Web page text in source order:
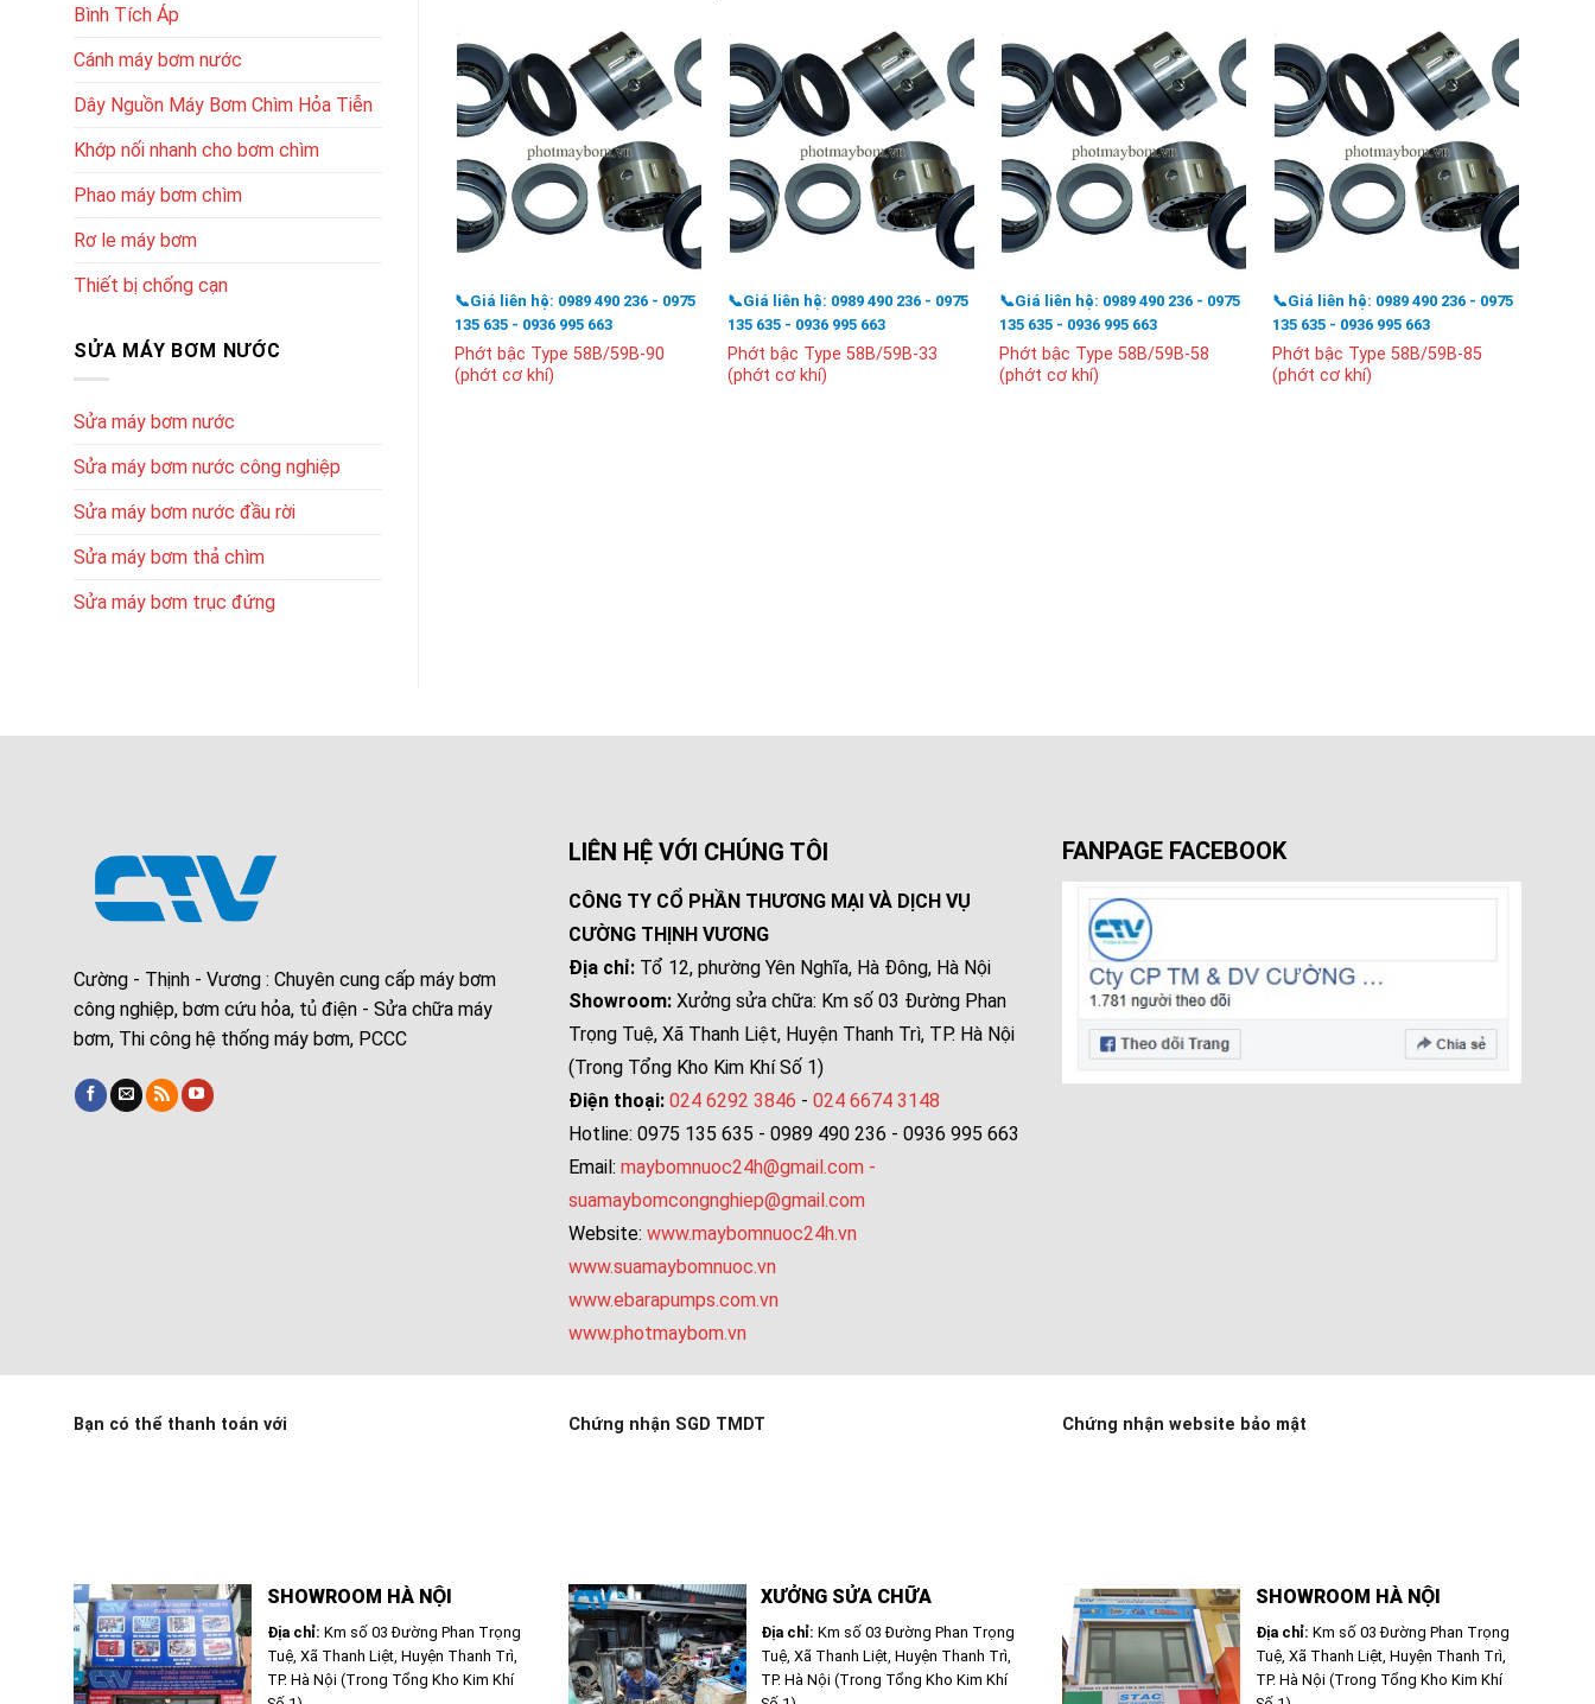
Bình Tích Áp
Cánh máy bơm nước
Dây Nguồn Máy Bơm Chìm Hỏa Tiễn
Khớp nối nhanh cho bơm chìm
Phao máy bơm chìm
Rơ le máy bơm
Thiết bị chống cạn
SỬA MÁY BƠM NƯỚC
Sửa máy bơm nước
Sửa máy bơm nước công nghiệp
Sửa máy bơm nước đầu rời
Sửa máy bơm thả chìm
Sửa máy bơm trục đứng
📞Giá liên hệ: 0989 490 236 - 0975
135 635 - 0936 995 663
Phớt bậc Type 58B/59B-90
(phớt cơ khí)
📞Giá liên hệ: 0989 490 236 - 0975
135 635 - 0936 995 663
Phớt bậc Type 58B/59B-33
(phớt cơ khí)
📞Giá liên hệ: 0989 490 236 - 0975
135 635 - 0936 995 663
Phớt bậc Type 58B/59B-58
(phớt cơ khí)
📞Giá liên hệ: 0989 490 236 - 0975
135 635 - 0936 995 663
Phớt bậc Type 58B/59B-85
(phớt cơ khí)
Cường - Thịnh - Vương : Chuyên cung cấp máy bơm
công nghiệp, bơm cứu hỏa, tủ điện - Sửa chữa máy
bơm, Thi công hệ thống máy bơm, PCCC
LIÊN HỆ VỚI CHÚNG TÔI
CÔNG TY CỔ PHẦN THƯƠNG MẠI VÀ DỊCH VỤ
CƯỜNG THỊNH VƯƠNG
Địa chỉ:Tổ 12, phường Yên Nghĩa, Hà Đông, Hà Nội
Showroom:Xưởng sửa chữa: Km số 03 Đường Phan
Trọng Tuệ, Xã Thanh Liệt, Huyện Thanh Trì, TP. Hà Nội
(Trong Tổng Kho Kim Khí Số 1)
Điện thoại: 024 6292 3846 - 024 6674 3148
Hotline: 0975 135 635 - 0989 490 236 - 0936 995 663
Email: maybomnuoc24h@gmail.com -
suamaybomcongnghiep@gmail.com
Website: www.maybomnuoc24h.vn
www.suamaybomnuoc.vn
www.ebarapumps.com.vn
www.photmaybom.vn
FANPAGE FACEBOOK
Bạn có thể thanh toán với Chứng nhận SGD TMDT Chứng nhận website bảo mật
SHOWROOM HÀ NỘI
Địa chỉ: Km số 03 Đường Phan Trọng
Tuệ, Xã Thanh Liệt, Huyện Thanh Trì,
TP. Hà Nội (Trong Tổng Kho Kim Khí
XƯỞNG SỬA CHỮA
Địa chỉ: Km số 03 Đường Phan Trọng
Tuệ, Xã Thanh Liệt, Huyện Thanh Trì,
TP. Hà Nội (Trong Tổng Kho Kim Khí
SHOWROOM HÀ NỘI
Địa chỉ: Km số 03 Đường Phan Trọng
Tuệ, Xã Thanh Liệt, Huyện Thanh Trì,
TP. Hà Nội (Trong Tổng Kho Kim Khí